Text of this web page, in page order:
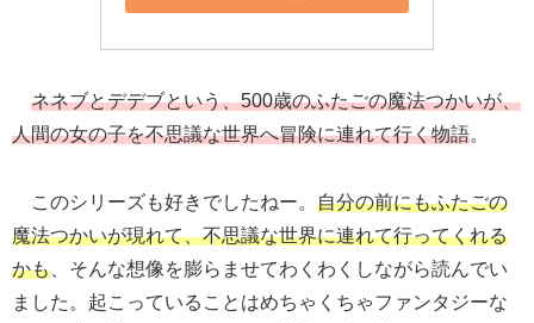
ネネブとデデブという、500歳のふたごの魔法つかいが、
人間の女の子を不思議な世界へ冒険に連れて行く物語。
このシリーズも好きでしたねー。 自分の前にもふたごの
魔法つかいが現れて、不思議な世界に連れて行ってくれる
かも 、そんな想像を膨らませてわくわくしながら読んでい
ました。起こっていることはめちゃくちゃファンタジーな